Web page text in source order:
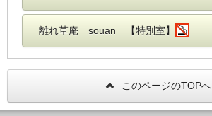
離れ草庵 souan 【特別室】
このページのTOPへ